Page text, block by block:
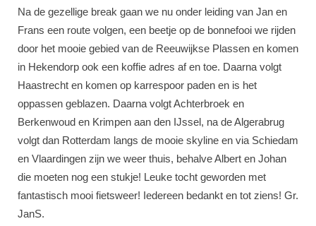
Na de gezellige break gaan we nu onder leiding van Jan en
Frans een route volgen, een beetje op de bonnefooi we rijden
door het mooie gebied van de Reeuwijkse Plassen en komen
in Hekendorp ook een koffie adres af en toe. Daarna volgt
Haastrecht en komen op karrespoor paden en is het
oppassen geblazen. Daarna volgt Achterbroek en
Berkenwoud en Krimpen aan den IJssel, na de Algerabrug
volgt dan Rotterdam langs de mooie skyline en via Schiedam
en Vlaardingen zijn we weer thuis, behalve Albert en Johan
die moeten nog een stukje! Leuke tocht geworden met
fantastisch mooi fietsweer! Iedereen bedankt en tot ziens! Gr.
JanS.